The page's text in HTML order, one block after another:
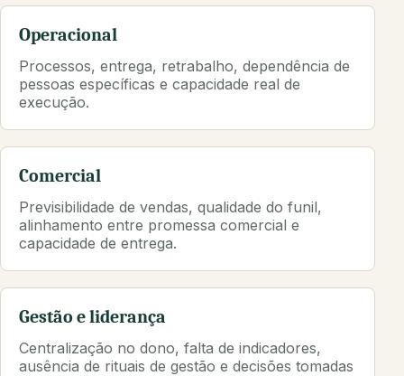
Operacional
Processos, entrega, retrabalho, dependência de
pessoas específicas e capacidade real de
execução.
Comercial
Previsibilidade de vendas, qualidade do funil,
alinhamento entre promessa comercial e
capacidade de entrega.
Gestão e liderança
Centralização no dono, falta de indicadores,
ausência de rituais de gestão e decisões tomadas